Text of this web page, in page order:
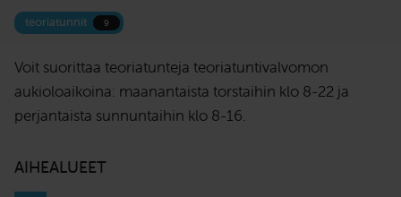
teoriatunnit 9
Voit suorittaa teoriatunteja teoriatuntivalvomon
aukioloaikoina: maanantaista torstaihin klo 8-22 ja
perjantaista sunnuntaihin klo 8-16.
AIHEALUEET